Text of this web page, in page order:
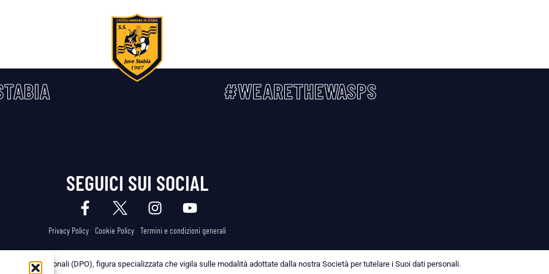
#WEARETHEWASPS
SEGUICI SUI SOCIAL
Privacy Policy Cookie Policy Termini e condizioni generali
dei Dati Personali (DPO), figura specializzata che vigila sulle modalità adottate dalla nostra Società per tutelare i Suoi dati personali.